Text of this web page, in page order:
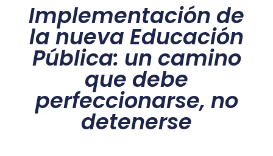
Implementación de
la nueva Educación
Pública: un camino
que debe
perfeccionarse, no
detenerse